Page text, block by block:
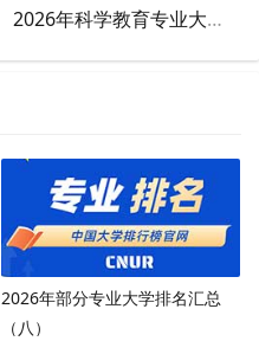
2026年科学教育专业大学排名
2026年部分专业大学排名汇总
（八）